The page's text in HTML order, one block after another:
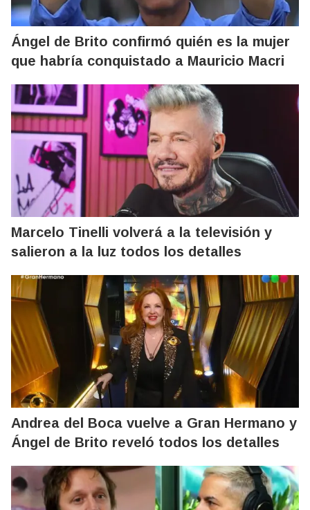
Ángel de Brito confirmó quién es la mujer
que habría conquistado a Mauricio Macri
Marcelo Tinelli volverá a la televisión y
salieron a la luz todos los detalles
Andrea del Boca vuelve a Gran Hermano y
Ángel de Brito reveló todos los detalles